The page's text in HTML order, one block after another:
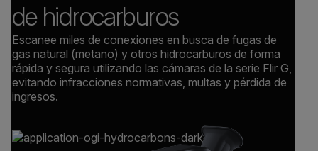
de hidrocarburos
Escanee miles de conexiones en busca de fugas de
gas natural (metano) y otros hidrocarburos de forma
rápida y segura utilizando las cámaras de la serie Flir G,
evitando infracciones normativas, multas y pérdida de
ingresos.